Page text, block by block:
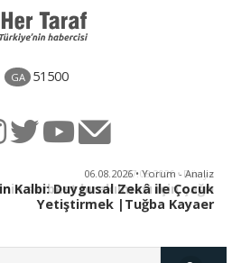
GA 51500
06.08.2026 • Yorum - Analiz
Kalbi: Duygusal Zekâ ile Çocuk
Yetiştirmek |Tuğba Kayaer